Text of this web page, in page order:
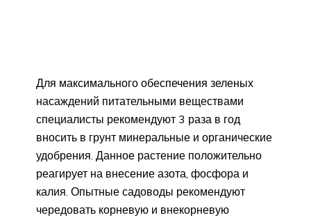
Для максимального обеспечения зеленых
насаждений питательными веществами
специалисты рекомендуют 3 раза в год
вносить в грунт минеральные и органические
удобрения. Данное растение положительно
реагирует на внесение азота, фосфора и
калия. Опытные садоводы рекомендуют
чередовать корневую и внекорневую